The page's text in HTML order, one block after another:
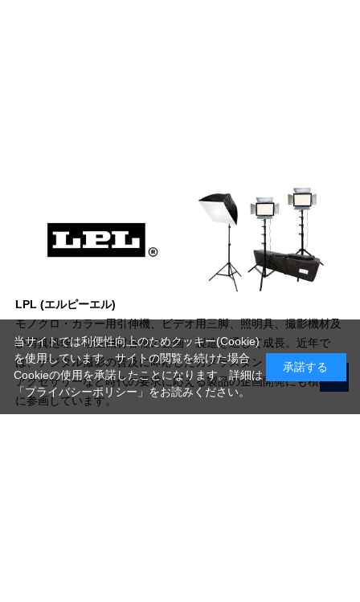
LPL (エルピーエル)
モノクロ・カラー用引伸機、ビデオ用三脚、照明具、撮影機材及
び写真処理・暗室機材各種の企画・製造を通して成長。近年で
は、デジタル撮影の普及に即応したカメラスタンド、携帯電話用
アクセサリーなど時代の要求に応える製品の企画開発にも積極的
に参画しています。
当サイトでは利便性向上のためクッキー(Cookie)
を使用しています。サイトの閲覧を続けた場合
Cookieの使用を承諾したことになります。詳細は
「プライバシーポリシー」 をお読みください。
承諾する